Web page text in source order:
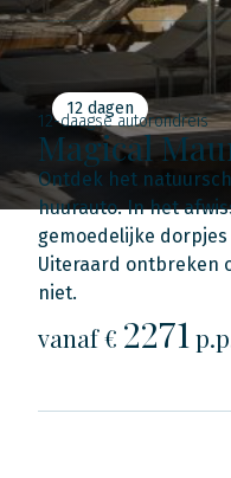
12 dagen
12-daagse autorondreis
Magical
Ontdek het
huurauto. In het
gemoedelijke
Uiteraard ontbreken
niet.
vanaf € 2271